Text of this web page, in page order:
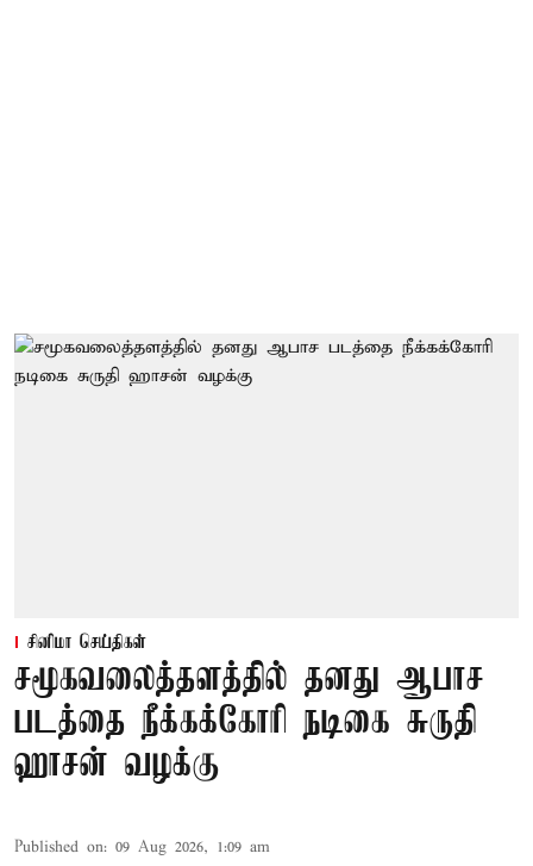
சினிமா செய்திகள்
சமூகவலைத்தளத்தில் தனது ஆபாச
படத்தை நீக்கக்கோரி நடிகை சுருதி
ஹாசன் வழக்கு
Published on: 09 Aug 2026, 1:09 am